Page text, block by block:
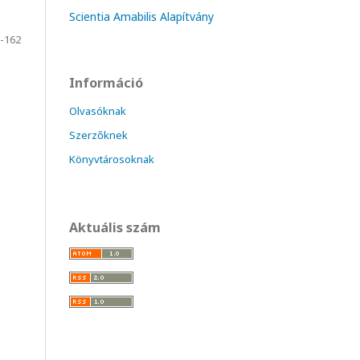
162
Scientia Amabilis Alapítvány
Információ
Olvasóknak
Szerzőknek
Könyvtárosoknak
Aktuális szám